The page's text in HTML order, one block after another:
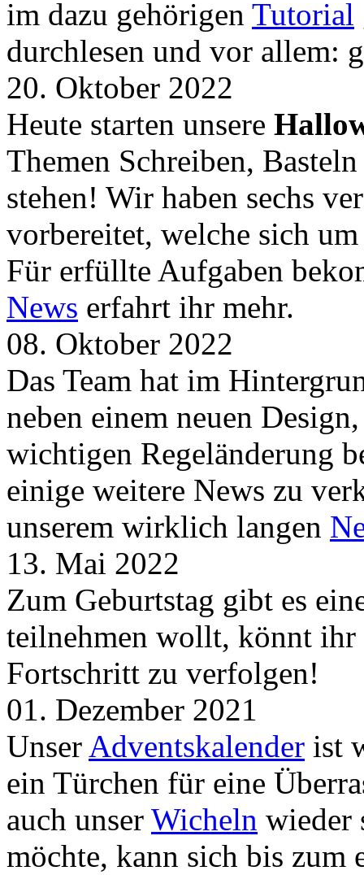
im dazu gehörigen Tutorial
durchlesen und vor allem:
20. Oktober 2022
Heute starten unsere
Themen Schreiben,
stehen! Wir haben sechs
vorbereitet, welche sich
Für erfüllte Aufgaben
News erfahrt ihr mehr.
08. Oktober 2022
Das Team hat im
neben einem neuen
wichtigen Regeländerung
einige weitere News zu
unserem wirklich langen
13. Mai 2022
Zum Geburtstag gibt es
teilnehmen wollt, könnt
Fortschritt zu verfolgen!
01. Dezember 2021
Unser Adventskalender ist
ein Türchen für eine
auch unser Wicheln wieder
möchte, kann sich bis